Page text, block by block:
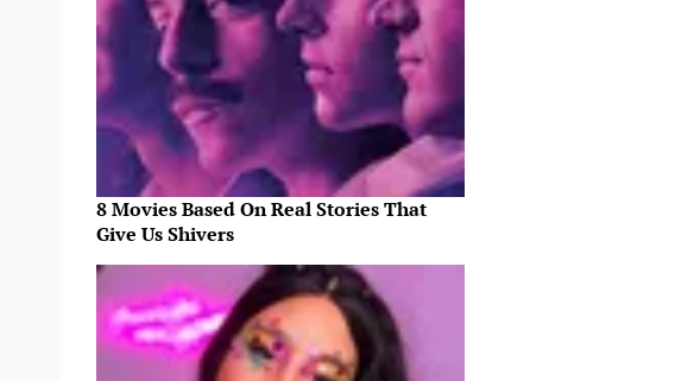
8 Movies Based On Real Stories That
Give Us Shivers